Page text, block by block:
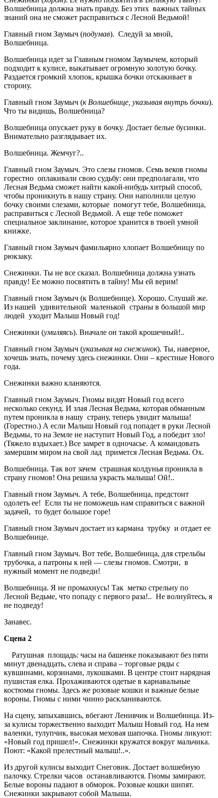
Волшебница должна знать правду. Без этих важных тайных
знаний она не сможет расправиться с Лесной Ведьмой!
Главный гном Заумыч (подумав). Следуй за мной,
Волшебница.
Волшебница идет за Главным гномом Заумычем, который
подходит к кулисе, выкатывает огромную золотую бочку.
Раздается громкий хлопок, крышка бочки отскакивает в
сторону.
Главный гном Заумыч (к Волшебнице, указывая внутрь бочки).
Что ты видишь, Волшебница?
Волшебница опускает руку в бочку. Достает белые бусинки.
Внимательно разглядывает их.
Волшебница. Жемчуг?..
Главный гном Заумыч. Это слезы гномов. Семь веков гномы
горестно оплакивали свою судьбу: они предполагали, что
Лесная Ведьма сможет найти какой-нибудь хитрый способ,
чтобы проникнуть в нашу страну. Они наполнили целую
бочку своими слезами, которые помогут тебе, Волшебница,
расправиться с Лесной Ведьмой. А еще тебе поможет
специальное заклинание, которое хранится в твоей умной
книжке.
Главный гном Заумыч фамильярно хлопает Волшебницу по
рюкзаку.
Снежинки. Ты не все сказал. Волшебница должна узнать
правду! Ее можно посвятить в тайну! Мы ей верим!
Главный гном Заумыч (к Волшебнице). Хорошо. Слушай же.
Из нашей удивительной маленькой страны в большой мир
людей уходит Малыш Новый год!
Снежинки (умиляясь). Вначале он такой крошечный!..
Главный гном Заумыч (указывая на снежинок). Ты, наверное,
хочешь знать, почему здесь снежинки. Они – крестные Нового
года.
Снежинки важно кланяются.
Главный гном Заумыч. Гномы видят Новый год всего
несколько секунд. И злая Лесная Ведьма, которая обманным
путем проникла в нашу страну, теперь увидит малыша!
(Горестно.) А если Малыш Новый год попадет в руки Лесной
Ведьмы, то на Земле не наступит Новый Год, а победит зло!
(Тяжело вздыхает.) Все замрет в одночасье. А командовать
замершим миром на свой лад примется Лесная Ведьма. Ох.
Волшебница. Так вот зачем страшная колдунья проникла в
страну гномов! Она решила украсть малыша! Ой!..
Главный гном Заумыч. А тебе, Волшебница, предстоит
одолеть ее! Если ты не поможешь нам справиться с важной
задачей, то будет большое горе!
Главный гном Заумыч достает из кармана трубку и отдает ее
Волшебнице.
Главный гном Заумыч. Вот тебе, Волшебница, для стрельбы
трубочка, а патроны к ней — слезы гномов. Смотри, в
нужный момент не подведи!
Волшебница. Я не промахнусь! Так метко стрельну по
Лесной Ведьме, что попаду с первого раза!.. Не волнуйтесь, я
не подведу!
Занавес.
Сцена 2
Ратушная площадь: часы на башенке показывают без пяти
минут двенадцать, слева и справа – торговые ряды с
кувшинами, корзинами, лукошками. В центре стоит нарядная
пушистая елка. Прохаживаются одетые в карнавальные
костюмы гномы. Здесь же розовые кошки и важные белые
вороны. Гномы с ними чинно раскланиваются.
На сцену, запыхавшись, вбегают Ленивчик и Волшебница. Из-
за кулисы торжественно выходит Малыш Новый год. На нем
валенки, тулупчик, высокая меховая шапочка. Гномы ликуют:
«Новый год пришел!». Снежинки кружатся вокруг мальчика.
Поют: «Какой прелестный малыш!..».
Из другой кулисы выходит Снеговик. Достает волшебную
палочку. Стрелки часов останавливаются. Гномы замирают.
Белые вороны падают в обморок. Розовые кошки шипят.
Снежинки закрывают собой Малыша.